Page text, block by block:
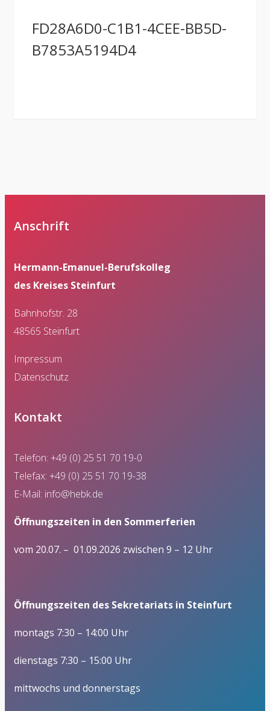
FD28A6D0-C1B1-4CEE-BB5D-
B7853A5194D4
Anschrift
Hermann-Emanuel-Berufskolleg
des Kreises Steinfurt
Bahnhofstr. 28
48565 Steinfurt
Impressum
Datenschutz
Kontakt
Telefon: +49 (0) 25 51 70 19-0
Telefax: +49 (0) 25 51 70 19-38
E-Mail: info@hebk.de
Öffnungszeiten in den Sommerferien
vom 20.07. – 01.09.2026 zwischen 9 – 12 Uhr
Öffnungszeiten des Sekretariats in Steinfurt
montags 7:30 – 14:00 Uhr
dienstags 7:30 – 15:00 Uhr
mittwochs und donnerstags